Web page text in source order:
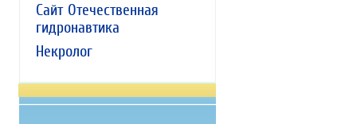
Сайт Отечественная
гидронавтика
Некролог